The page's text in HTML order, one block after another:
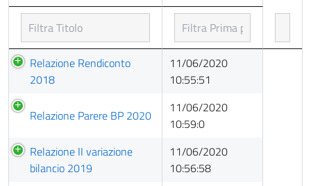
Titolo
Prima
pubblicazione
Relazione Rendiconto
2018
11/06/2020
10:55:51
Relazione Parere BP 2020
11/06/2020
10:59:0
Relazione II variazione
bilancio 2019
11/06/2020
10:56:58